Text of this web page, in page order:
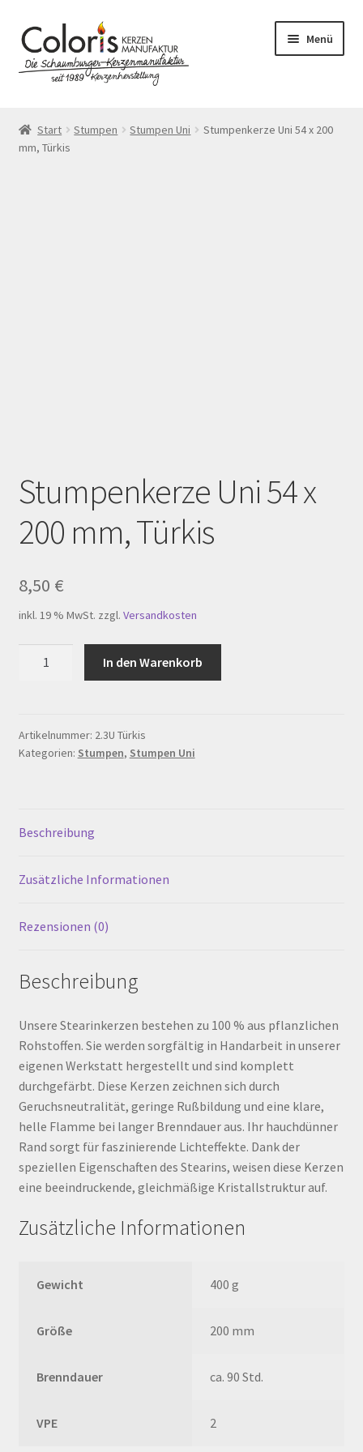
Zur
Navigation
springen
Zum
Inhalt
springen
Menü
AGB
Kerzenpflege
Mein Konto
My Account
Registration
Shop
Warenkorb
Widerrufsbelehrung
Zahlungsarten
Start Stumpen Stumpen Uni
Stumpenkerze Uni 54 x 200
mm, Türkis
Stumpenkerze Uni 54 x
200 mm, Türkis
8,50 €
inkl. 19 % MwSt. zzgl. Versandkosten
200
mm,
In den Warenkorb
Artikelnummer: 2.3U Türkis
Kategorien: Stumpen, Stumpen Uni
Beschreibung
Zusätzliche Informationen
Rezensionen (0)
Beschreibung
Unsere Stearinkerzen bestehen zu 100 % aus pflanzlichen
Rohstoffen. Sie werden sorgfältig in Handarbeit in unserer
eigenen Werkstatt hergestellt und sind komplett
durchgefärbt. Diese Kerzen zeichnen sich durch
Geruchsneutralität, geringe Rußbildung und eine klare,
helle Flamme bei langer Brenndauer aus. Ihr hauchdünner
Rand sorgt für faszinierende Lichteffekte. Dank der
speziellen Eigenschaften des Stearins, weisen diese Kerzen
eine beeindruckende, gleichmäßige Kristallstruktur auf.
Zusätzliche Informationen
Gewicht 400 g
Größe 200 mm
Brenndauer ca. 90 Std.
VPE 2